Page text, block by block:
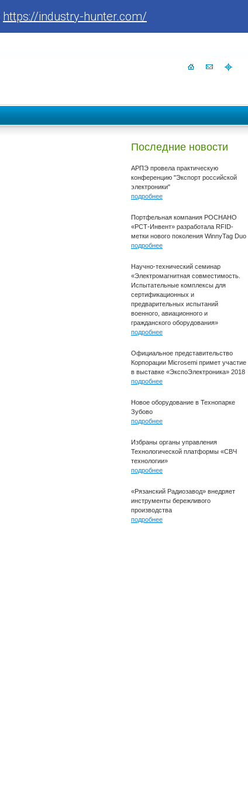
https://industry-hunter.com/
Последние новости
АРПЭ провела практическую
конференцию "Экспорт российской
электроники"
подробнее
Портфельная компания РОСНАНО
«РСТ-Инвент» разработала RFID-
метки нового поколения WinnyTag Duo
подробнее
Научно-технический семинар
«Электромагнитная совместимость.
Испытательные комплексы для
сертификационных и
предварительных испытаний
военного, авиационного и
гражданского оборудования»
подробнее
Официальное представительство
Корпорации Microsemi примет участие
в выставке «ЭкспоЭлектроника» 2018
подробнее
Новое оборудование в Технопарке
Зубово
подробнее
Избраны органы управления
Технологической платформы «СВЧ
технологии»
подробнее
«Рязанский Радиозавод» внедряет
инструменты бережливого
производства
подробнее